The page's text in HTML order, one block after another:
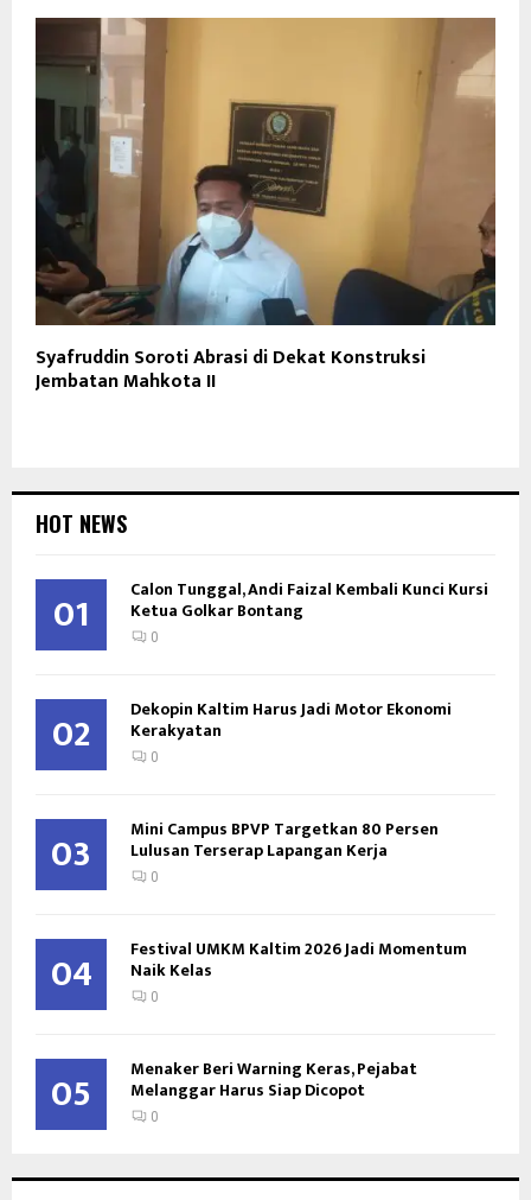
Syafruddin Soroti Abrasi di Dekat Konstruksi
Jembatan Mahkota II
HOT NEWS
01 Calon Tunggal, Andi Faizal Kembali Kunci Kursi
Ketua Golkar Bontang
0
02 Dekopin Kaltim Harus Jadi Motor Ekonomi
Kerakyatan
0
03 Mini Campus BPVP Targetkan 80 Persen
Lulusan Terserap Lapangan Kerja
0
04 Festival UMKM Kaltim 2026 Jadi Momentum
Naik Kelas
0
05 Menaker Beri Warning Keras, Pejabat
Melanggar Harus Siap Dicopot
0